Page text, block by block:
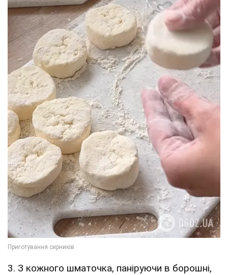
3. З кожного шматочка, паніруючи в борошні,